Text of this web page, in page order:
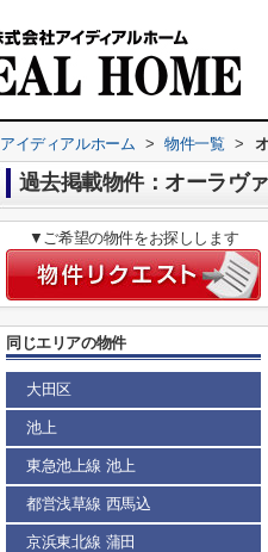
アイディアルホーム > 物件一覧 >
過去掲載物件：オーラヴ
▼ご希望の物件をお探しします
同じエリアの物件
大田区
池上
東急池上線 池上
都営浅草線 西馬込
京浜東北線 蒲田